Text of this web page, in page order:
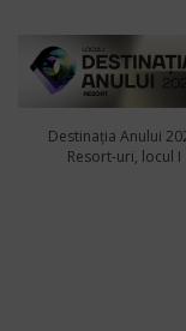
Destinația Anului
Resort-uri, locul I